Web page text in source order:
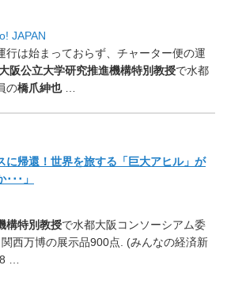
JAPAN
は始まっておらず、 チャーター便の運
大阪公立大学研究推進機構特別教授で水都
の橋爪紳也…
帰還！世界を旅する「巨大アヒル」 が
･･」
構特別教授で水都大阪コンソーシアム委
西万博の展示品900点. (みんなの経済新
…